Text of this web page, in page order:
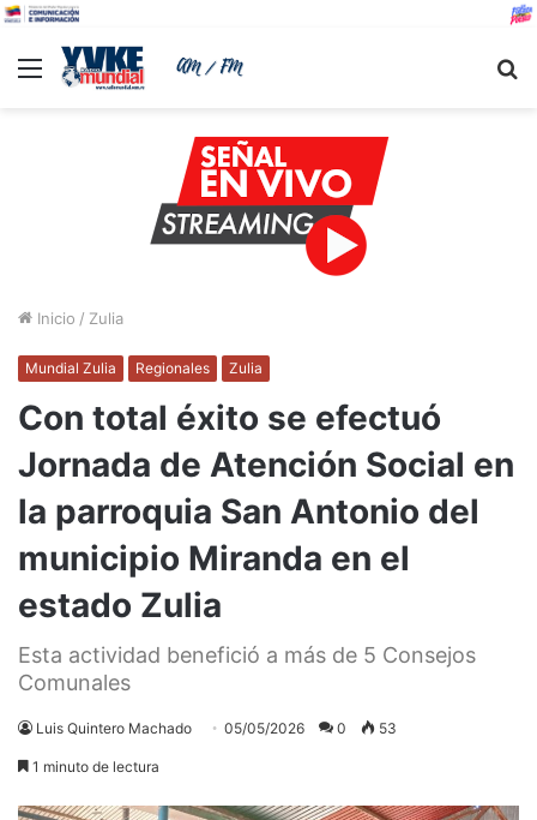
Menu
Inicio / Zulia
Mundial Zulia Regionales Zulia
Con total éxito se efectuó
Jornada de Atención Social en
la parroquia San Antonio del
municipio Miranda en el
estado Zulia
Esta actividad benefició a más de 5 Consejos
Comunales
Luis Quintero Machado 05/05/2026 0 53
1 minuto de lectura